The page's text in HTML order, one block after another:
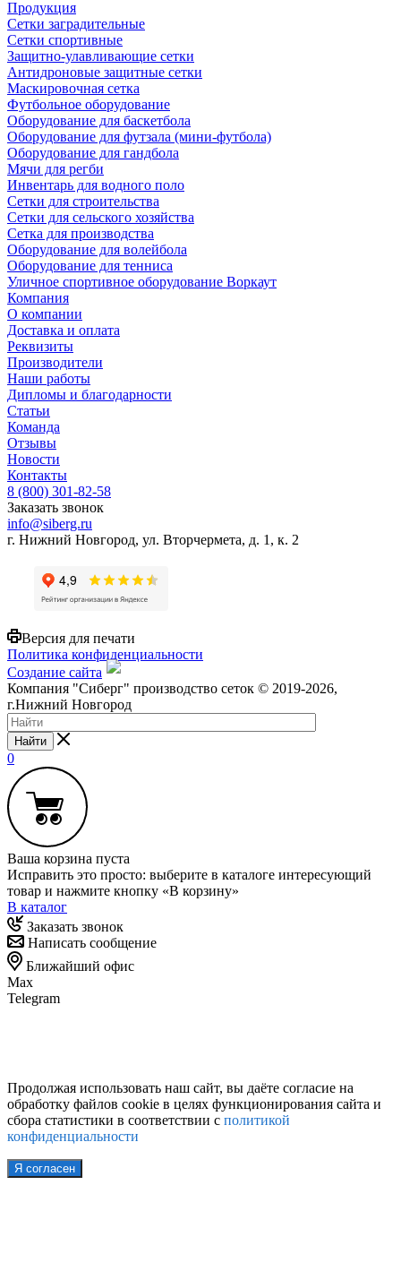
Продукция
Сетки заградительные
Сетки спортивные
Защитно-улавливающие сетки
Антидроновые защитные сетки
Маскировочная сетка
Футбольное оборудование
Оборудование для баскетбола
Оборудование для футзала (мини-футбола)
Оборудование для гандбола
Мячи для регби
Инвентарь для водного поло
Сетки для строительства
Сетки для сельского хозяйства
Сетка для производства
Оборудование для волейбола
Оборудование для тенниса
Уличное спортивное оборудование Воркаут
Компания
О компании
Доставка и оплата
Реквизиты
Производители
Наши работы
Дипломы и благодарности
Статьи
Команда
Отзывы
Новости
Контакты
8 (800) 301-82-58
Заказать звонок
info@siberg.ru
г. Нижний Новгород, ул. Вторчермета, д. 1, к. 2
Версия для печати
Политика конфиденциальности
Создание сайта
Компания "Сиберг" производство сеток © 2019-2026,
г.Нижний Новгород
Найти
0
Ваша корзина пуста
Исправить это просто: выберите в каталоге интересующий
товар и нажмите кнопку «В корзину»
В каталог
Заказать звонок
Написать сообщение
Ближайший офис
Max
Telegram
Продолжая использовать наш сайт, вы даёте согласие на
обработку файлов cookie в целях функционирования сайта и
сбора статистики в соответствии с политикой
конфиденциальности
Я согласен